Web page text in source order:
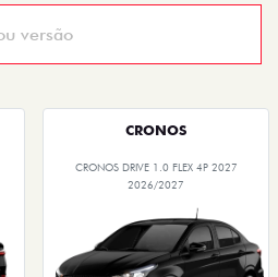
CRONOS
CRONOS DRIVE 1.0 FLEX 4P 2027
2026/2027